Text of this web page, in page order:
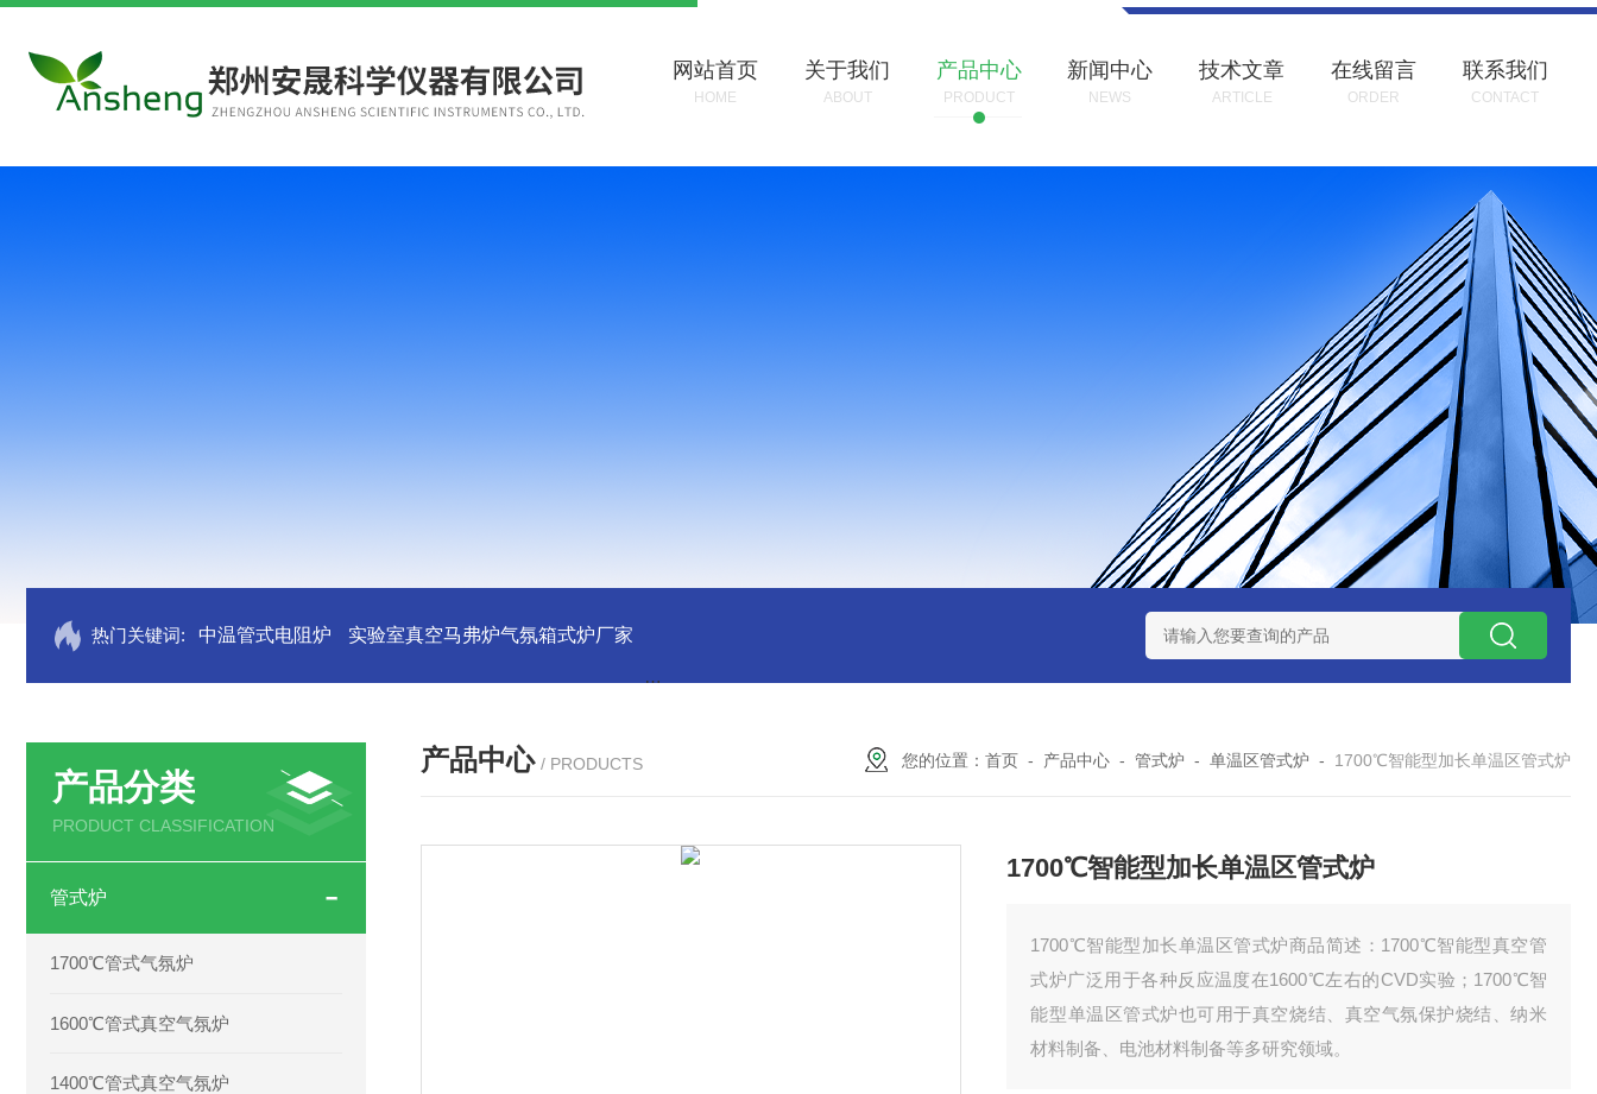
网站首页
HOME
关于我们
ABOUT
产品中心
PRODUCT
新闻中心
NEWS
技术文章
ARTICLE
在线留言
ORDER
联系我们
CONTACT
热门关键词: 中温管式电阻炉 实验室真空马弗炉气氛箱式炉厂家 SX2-9-17TP高温实验用热失重马弗炉 实验室小型高温马弗炉 陶瓷纤维
产品分类
PRODUCT CLASSIFICATION
管式炉
1700℃管式气氛炉
1600℃管式真空气氛炉
1400℃管式真空气氛炉
产品中心 / PRODUCTS 您的位置： 首页 - 产品中心 - 管式炉 - 单温区管式炉 - 1700℃智能型加长单温区管式炉
1700℃智能型加长单温区管式炉
1700℃智能型加长单温区管式炉商品简述：1700℃智能型真空管
式炉广泛用于各种反应温度在1600℃左右的CVD实验；1700℃智
能型单温区管式炉也可用于真空烧结、真空气氛保护烧结、纳米
材料制备、电池材料制备等多研究领域。